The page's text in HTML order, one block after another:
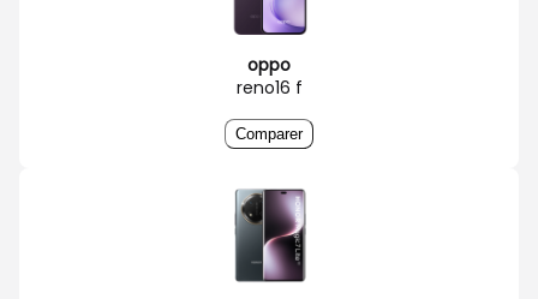
oppo
reno16 f
Comparer